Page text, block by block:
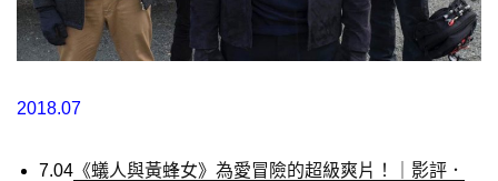
2018.07
7.04 《蟻人與黃蜂女》為愛冒險的超級爽片！｜影評．